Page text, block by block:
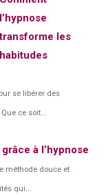
l’hypnose
transforme les
habitudes
se libérer des
ce soit...
à l’hypnose
méthode douce et
qui...